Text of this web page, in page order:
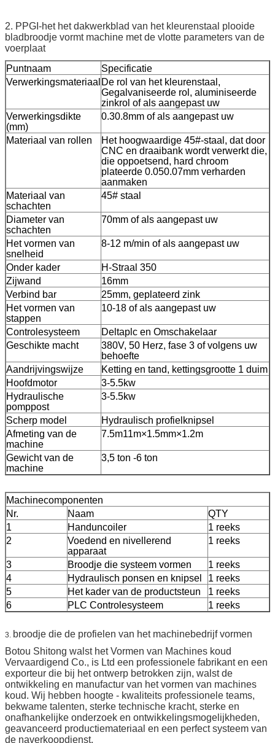
2. PPGI-het het dakwerkblad van het kleurenstaal plooide
bladbroodje vormt machine met de vlotte parameters van de
voerplaat
Puntnaam
Specificatie
Verwerkingsmateriaal De rol van het kleurenstaal,
Gegalvaniseerde rol, aluminiseerde
zinkrol of als aangepast uw
Verwerkingsdikte
(mm)
0.30.8mm of als aangepast uw
Materiaal van rollen
Het hoogwaardige 45#-staal, dat door
CNC en draaibank wordt verwerkt die,
die oppoetsend, hard chroom
plateerde 0.050.07mm verharden
aanmaken
Materiaal van
schachten
45# staal
Diameter van
schachten
70mm of als aangepast uw
Het vormen van
snelheid
8-12 m/min of als aangepast uw
Onder kader
H-Straal 350
Zijwand
16mm
Verbind bar
25mm, geplateerd zink
Het vormen van
stappen
10-18 of als aangepast uw
Controlesysteem
Deltaplc en Omschakelaar
Geschikte macht
380V, 50 Herz, fase 3 of volgens uw
behoefte
Aandrijvingswijze
Ketting en tand, kettingsgrootte 1 duim
Hoofdmotor
3-5.5kw
Hydraulische
pomppost
3-5.5kw
Scherp model
Hydraulisch profielknipsel
Afmeting van de
machine
7.5m11m×1.5mm×1.2m
Gewicht van de
machine
3,5 ton -6 ton
Machinecomponenten
Nr.
Naam
QTY
1
Handuncoiler
1 reeks
2
Voedend en nivellerend
apparaat
1 reeks
3 Broodje die systeem vormen
1 reeks
4
Hydraulisch ponsen en knipsel
1 reeks
5
Het kader van de productsteun
1 reeks
6
PLC Controlesysteem 1 reeks
3. broodje die de profielen van het machinebedrijf vormen
Botou Shitong walst het Vormen van Machines koud
Vervaardigend Co., is Ltd een professionele fabrikant en een
exporteur die bij het ontwerp betrokken zijn, walst de
ontwikkeling en manufactur van het vormen van machines
koud. Wij hebben hoogte - kwaliteits professionele teams,
bekwame talenten, sterke technische kracht, sterke en
onafhankelijke onderzoek en ontwikkelingsmogelijkheden,
geavanceerd productiemateriaal en een perfect systeem van
de naverkoopdienst.